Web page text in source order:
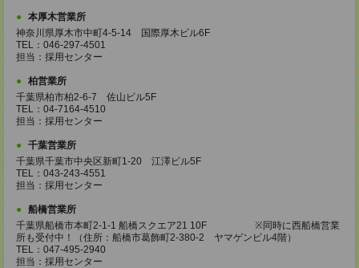
本厚木営業所
神奈川県厚木市中町4-5-14 国際厚木ビル6F
TEL：046-297-4501
担当：採用センター
柏営業所
千葉県柏市柏2-6-7 佐山ビル5F
TEL：04-7164-4510
担当：採用センター
千葉営業所
千葉県千葉市中央区新町1-20 江澤ビル5F
TEL：043-243-4551
担当：採用センター
船橋営業所
千葉県船橋市本町2-1-1 船橋スクエア21 10F ※同時に西船橋営業
所も受付中！（住所：船橋市葛飾町2-380-2 ヤマゲンビル4階）
TEL：047-495-2940
担当：採用センター